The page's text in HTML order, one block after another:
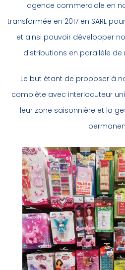
agence commerciale en
transformée en 2017 en SARL pour
et ainsi pouvoir développer
distributions en parallèle de
Le but étant de proposer à
complète avec interlocuteur
leur zone saisonnière et la